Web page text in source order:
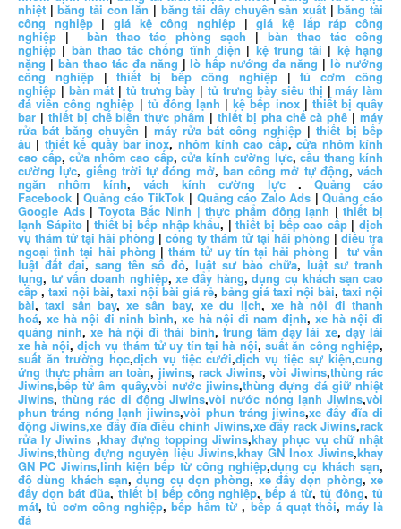
nhiệt |băng tải con lăn | băng tải dây chuyền sản xuất |băng tải
công nghiệp|giá kệ công nghiệp |giá kệ lắp ráp công
nghiệp |bàn thao tác phòng sạch| bàn thao tác công
nghiệp | bàn thao tác chống tĩnh điện | kệ trung tải | kệ hạng
nặng| bàn thao tác đa năng|lò hấp nướng đa năng |lò nướng
công nghiệp|thiết bị bếp công nghiệp|tủ cơm công
nghiệp |bàn mát | tủ trưng bày | tủ trưng bày siêu thị |máy làm
đá viên công nghiệp | tủ đông lạnh |kệ bếp inox| thiết bị quầy
bar | thiết bị chế biến thực phẩm | thiết bị pha chế cà phê| máy
rửa bát băng chuyền | máy rửa bát công nghiệp|thiết bị bếp
âu | thiết kế quầy bar inox, nhôm kính cao cấp,cửa nhôm kính
cao cấp, cửa nhôm cao cấp, cửa kính cường lực, cầu thang kính
cường lực, giếng trời tự đóng mở, ban công mở tự động, vách
ngăn nhôm kính, vách kính cường lực .Quảng cáo
Facebook |Quảng cáo TikTok | Quảng cáo Zalo Ads |Quảng cáo
Google Ads| Toyota Bắc Ninh | thực phẩm đông lạnh |thiết bị
lạnh Sápito |thiết bị bếp nhập khẩu, |thiết bị bếp cao cấp|dịch
vụ thám tử tại hải phòng | công ty thám tử tại hải phòng |điều tra
ngoại tình tại hải phòng |thám tử uy tín tại hải phòng | tư vấn
luật đất đai, sang tên sổ đỏ, luật sư bào chữa, luật sư tranh
tụng, tư vấn doanh nghiệp,xe đẩy hàng,dụng cụ khách sạn cao
cấp, taxi nội bài, taxi nội bài giá rẻ, bảng giá taxi nội bài, taxi nội
bài,taxi sân bay,xe sân bay,xe du lịch, xe hà nội đi thanh
hoá, xe hà nội đi ninh bình, xe hà nội đi nam định,xe hà nội đi
quảng ninh,xe hà nội đi thái bình, trung tâm dạy lái xe, dạy lái
xe hà nội,dịch vụ thám tử uy tín tại hà nội,suất ăn công nghiệp,
suất ăn trường học,dịch vụ tiệc cưới,dịch vụ tiệc sự kiện,cung
ứng thực phẩm an toàn, jiwins, rack Jiwins, vòi Jiwins,thùng rác
Jiwins,bếp từ âm quầy,vòi nước jiwins,thùng đựng đá giữ nhiệt
Jiwins,thùng rác di động Jiwins,vòi nước nóng lạnh Jiwins,vòi
phun tráng nóng lạnh jiwins,vòi phun tráng jiwins,xe đẩy đĩa di
động Jiwins,xe đẩy đĩa điều chỉnh Jiwins,xe đẩy rack Jiwins,rack
rửa ly Jiwins ,khay đựng topping Jiwins,khay phục vụ chữ nhật
Jiwins,thùng đựng nguyên liệu Jiwins,khay GN Inox Jiwins,khay
GN PC Jiwins,linh kiện bếp từ công nghiệp,dụng cụ khách sạn,
đồ dùng khách sạn,dụng cụ dọn phòng,xe đẩy dọn phòng,xe
đẩy dọn bát đũa,thiết bị bếp công nghiệp,bếp á từ,tủ đông,tủ
mát,tủ cơm công nghiệp,bếp hầm từ ,bếp á quạt thổi, máy là
đá